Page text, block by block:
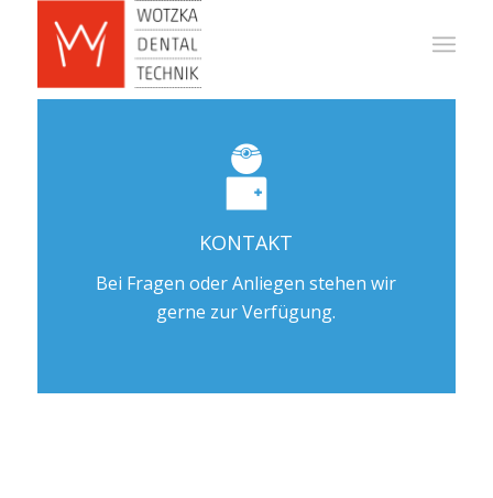
KONTAKT
Bei Fragen oder Anliegen stehen wir
gerne zur Verfügung.